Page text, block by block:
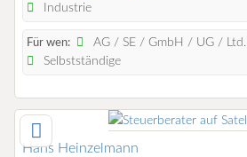
Industrie
Für wen: AG / SE / GmbH / UG / Ltd.
Selbstständige
Hans Heinzelmann